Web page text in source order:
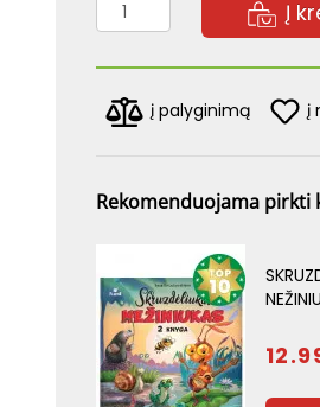
Į
į palyginimą į
Rekomenduojama pirkti